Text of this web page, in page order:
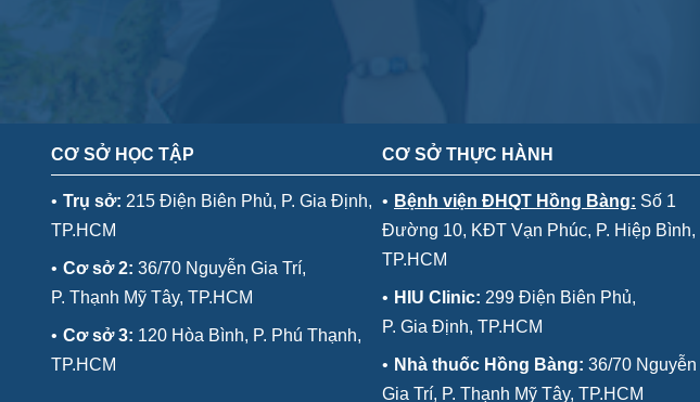
CƠ SỞ HỌC TẬP
• Trụ sở: 215 Điện Biên Phủ, P. Gia Định,
TP.HCM
• Cơ sở 2: 36/70 Nguyễn Gia Trí,
P. Thạnh Mỹ Tây, TP.HCM
• Cơ sở 3: 120 Hòa Bình, P. Phú Thạnh,
TP.HCM
CƠ SỞ THỰC HÀNH
• Bệnh viện ĐHQT Hồng Bàng: Số 1
Đường 10, KĐT Vạn Phúc, P. Hiệp Bình,
TP.HCM
• HIU Clinic: 299 Điện Biên Phủ,
P. Gia Định, TP.HCM
• Nhà thuốc Hồng Bàng: 36/70 Nguyễn
Gia Trí, P. Thạnh Mỹ Tây, TP.HCM